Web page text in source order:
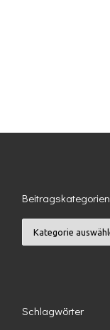
Beitragskategorien
Schlagwörter